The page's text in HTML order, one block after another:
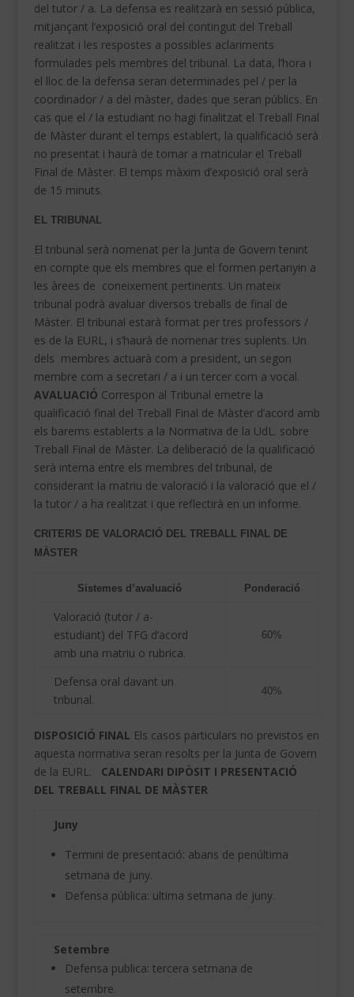
del tutor / a. La defensa es realitzarà en sessió pública,
mitjançant l’exposició oral del contingut del Treball
realitzat i les respostes a possibles aclariments
formulades pels membres del tribunal. La data, l’hora i
el lloc de la defensa seran determinades pel / per la
coordinador / a del màster, dades que seran públics. En
cas que el / la estudiant no hagi finalitzat el Treball Final
de Màster durant el temps establert, la qualificació serà
no presentat i haurà de tornar a matricular el Treball
Final de Màster. El temps màxim d’exposició oral serà
de 15 minuts.
EL TRIBUNAL
El tribunal serà nomenat per la Junta de Govern tenint
en compte que els membres que el formen pertanyin a
les àrees de coneixement pertinents. Un mateix
tribunal podrà avaluar diversos treballs de final de
Màster. El tribunal estarà format per tres professors /
es de la EURL, i s’haurà de nomenar tres suplents. Un
dels membres actuarà com a president, un segon
membre com a secretari / a i un tercer com a vocal.
AVALUACIÓ Correspon al Tribunal emetre la
qualificació final del Treball Final de Màster d’acord amb
els barems establerts a la Normativa de la UdL. sobre
Treball Final de Màster. La deliberació de la qualificació
serà interna entre els membres del tribunal, de
considerant la matriu de valoració i la valoració que el /
la tutor / a ha realitzat i que reflectirà en un informe.
CRITERIS DE VALORACIÓ DEL TREBALL FINAL DE
MÀSTER
Sistemes d’avaluació Ponderació
Valoració (tutor / a-
estudiant) del TFG d’acord
amb una matriu o rubrica.
60%
Defensa oral davant un
tribunal.
40%
DISPOSICIÓ FINAL Els casos particulars no previstos en
aquesta normativa seran resolts per la Junta de Govern
de la EURL. CALENDARI DIPÒSIT I PRESENTACIÓ
DEL TREBALL FINAL DE MÀSTER
Juny
Termini de presentació: abans de penúltima
setmana de juny.
Defensa pública: ultima setmana de juny.
Setembre
Defensa publica: tercera setmana de
setembre.